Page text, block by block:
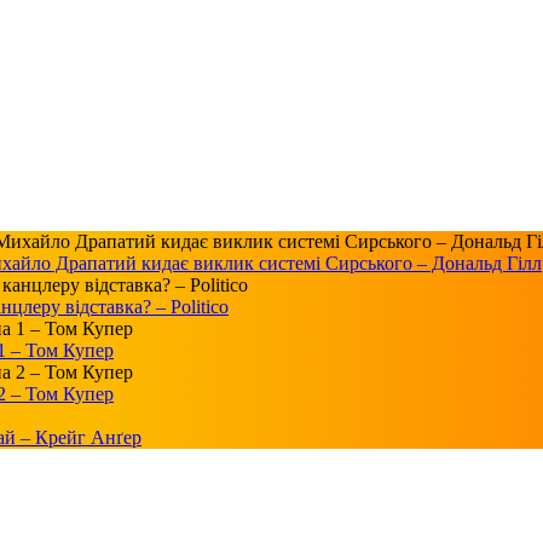
Драпатий кидає виклик системі Сирського – Дональд Гілл
відставка? – Politico
– Том Купер
– Том Купер
– Крейг Анґер